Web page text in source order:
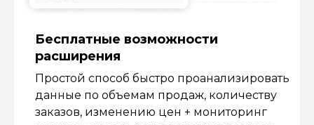
Бесплатные возмож­ности
расширения
Простой способ быстро проанализировать
данные по объемам продаж, количеству
заказов, изменению цен + мониторинг